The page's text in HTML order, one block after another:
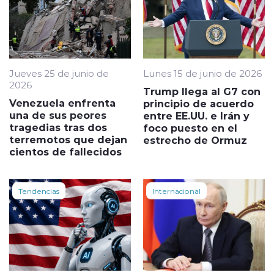
Jueves 25 de junio de
2026
Venezuela enfrenta
una de sus peores
tragedias tras dos
terremotos que dejan
cientos de fallecidos
Lunes 15 de junio de 2026
Trump llega al G7 con
principio de acuerdo
entre EE.UU. e Irán y
foco puesto en el
estrecho de Ormuz
Tendencias Internacional